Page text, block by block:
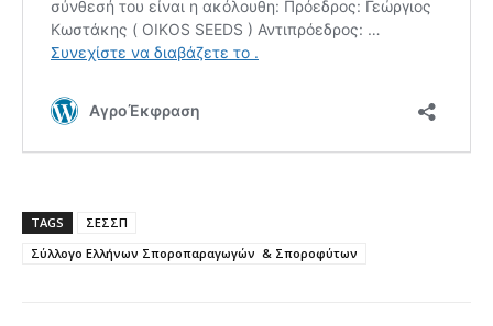
TAGS
ΣΕΣΣΠ
Σύλλογο Ελλήνων Σποροπαραγωγών & Σποροφύτων